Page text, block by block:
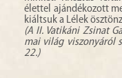
élettel ajándékozott
kiáltsuk a Lélek
(A II. Vatikáni Zsinat
mai világ viszonyáról
22.)